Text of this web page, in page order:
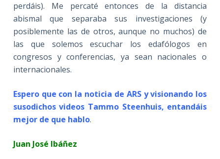
perdáis). Me percaté entonces de la distancia
abismal que separaba sus investigaciones (y
posiblemente las de otros, aunque no muchos) de
las que solemos escuchar los edafólogos en
congresos y conferencias, ya sean nacionales o
internacionales.
Espero que con la noticia de ARS y visionando los
susodichos videos Tammo Steenhuis, entandáis
mejor de que hablo.
Juan José Ibáñez